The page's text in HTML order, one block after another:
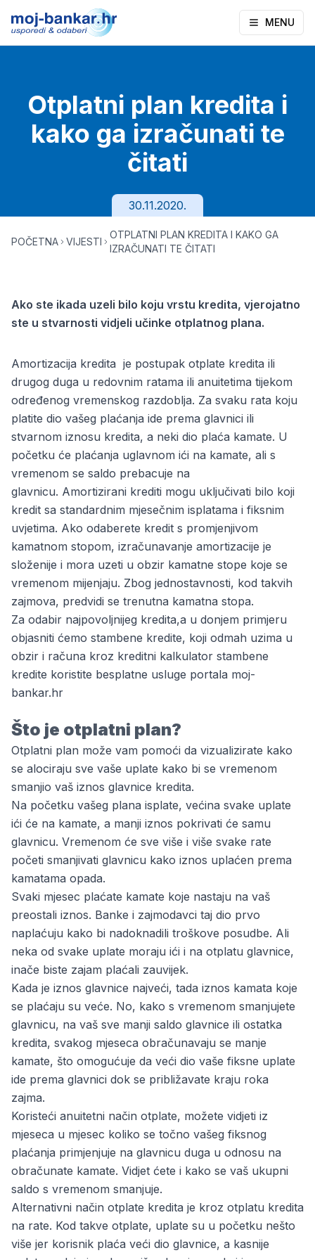
MENU
Otplatni plan kredita i
kako ga izračunati te
čitati
30.11.2020.
POČETNA VIJESTI
OTPLATNI PLAN KREDITA I KAKO GA
IZRAČUNATI TE ČITATI
Ako ste ikada uzeli bilo koju vrstu kredita, vjerojatno
ste u stvarnosti vidjeli učinke otplatnog plana.
Amortizacija kredita je postupak otplate kredita ili
drugog duga u redovnim ratama ili anuitetima tijekom
određenog vremenskog razdoblja. Za svaku rata koju
platite dio vašeg plaćanja ide prema glavnici ili
stvarnom iznosu kredita, a neki dio plaća kamate. U
početku će plaćanja uglavnom ići na kamate, ali s
vremenom se saldo prebacuje na
glavnicu. Amortizirani krediti mogu uključivati ​​bilo koji
kredit sa standardnim mjesečnim isplatama i fiksnim
uvjetima. Ako odaberete kredit s promjenjivom
kamatnom stopom, izračunavanje amortizacije je
složenije i mora uzeti u obzir kamatne stope koje se
vremenom mijenjaju. Zbog jednostavnosti, kod takvih
zajmova, predvidi se trenutna kamatna stopa.
Za odabir najpovoljnijeg kredita,a u donjem primjeru
objasniti ćemo stambene kredite, koji odmah uzima u
obzir i računa kroz kreditni kalkulator stambene
kredite koristite besplatne usluge portala moj-
bankar.hr
Što je otplatni plan?
Otplatni plan može vam pomoći da vizualizirate kako
se alociraju sve vaše uplate kako bi se vremenom
smanjio vaš iznos glavnice kredita.
Na početku vašeg plana isplate, većina svake uplate
ići će na kamate, a manji iznos pokrivati će samu
glavnicu. Vremenom će sve više i više svake rate
početi smanjivati ​​glavnicu kako iznos uplaćen prema
kamatama opada.
Svaki mjesec plaćate kamate koje nastaju na vaš
preostali iznos. Banke i zajmodavci taj dio prvo
naplaćuju kako bi nadoknadili troškove posudbe. Ali
neka od svake uplate moraju ići i na otplatu glavnice,
inače biste zajam plaćali zauvijek.
Kada je iznos glavnice najveći, tada iznos kamata koje
se plaćaju su veće. No, kako s vremenom smanjujete
glavnicu, na vaš sve manji saldo glavnice ili ostatka
kredita, svakog mjeseca obračunavaju se manje
kamate, što omogućuje da veći dio vaše fiksne uplate
ide prema glavnici dok se približavate kraju roka
zajma.
Koristeći anuitetni način otplate, možete vidjeti iz
mjeseca u mjesec koliko se točno vašeg fiksnog
plaćanja primjenjuje na glavnicu duga u odnosu na
obračunate kamate. Vidjet ćete i kako se vaš ukupni
saldo s vremenom smanjuje.
Alternativni način otplate kredita je kroz otplatu kredita
na rate. Kod takve otplate, uplate su u početku nešto
više jer korisnik plaća veći dio glavnice, a kasnije